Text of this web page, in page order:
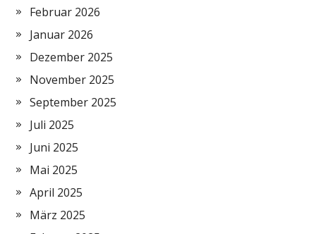
Februar 2026
Januar 2026
Dezember 2025
November 2025
September 2025
Juli 2025
Juni 2025
Mai 2025
April 2025
März 2025